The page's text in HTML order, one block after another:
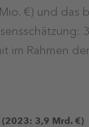
€) und das
im Rahmen
3,9 Mrd. €)